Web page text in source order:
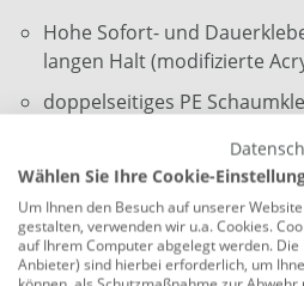
Hohe Sofort- und
langen Halt (modifizierte
doppelseitiges PE
Sauber und rückstandlos
schnelle und einfache
auf unterschiedlichen
Wählen Sie Ihre Cookie-
Um Ihnen den Besuch auf unserer
gestalten, verwenden wir u.a. Cookies.
auf Ihrem Computer abgelegt werden. Die
Anbieter) sind hierbei erforderlich, um